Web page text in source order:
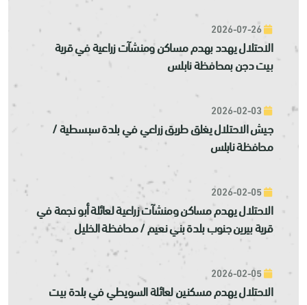
الاحتلال يهدد بهدم مساكن ومنشآت زراعية في قرية
بيت دجن بمحافظة نابلس
جيش الاحتلال يغلق طريق زراعي في بلدة سبسطية /
محافظة نابلس
الاحتلال يهدم مساكن ومنشآت زراعية لعائلة أبو نجمة في
قرية بيرين جنوب بلدة بني نعيم / محافظة الخليل
الاحتلال يهدم مسكنين لعائلة السويطي في بلدة بيت